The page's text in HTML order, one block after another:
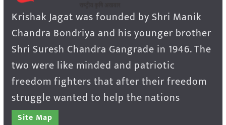
Krishak Jagat was founded by Shri Manik
Chandra Bondriya and his younger brother
Shri Suresh Chandra Gangrade in 1946. The
two were like minded and patriotic
freedom fighters that after their freedom
struggle wanted to help the nations
Site Map